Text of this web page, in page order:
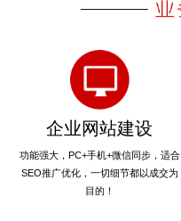
企业网站建设
功能强大，PC+手机+微信同步，适合
SEO推广优化，一切细节都以成交为
目的！